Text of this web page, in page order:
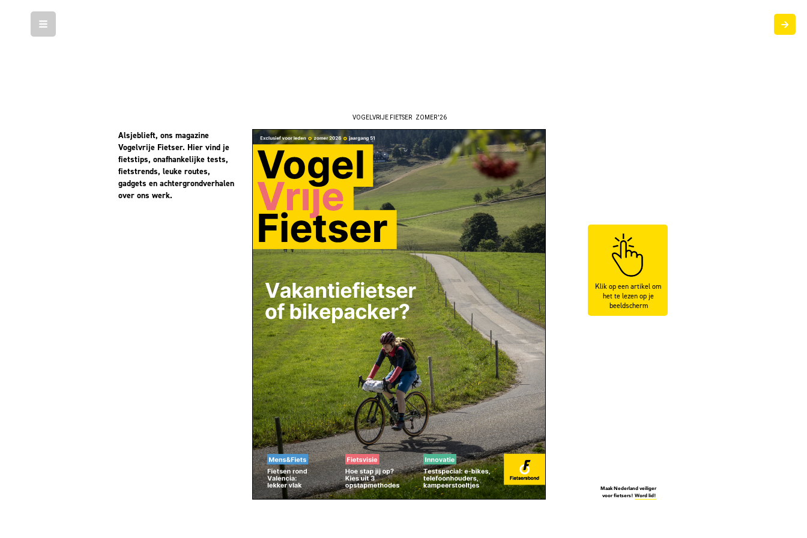
Klik op een artikel om
het te lezen op je
beeldscherm
ZOMER '26
VOGELVRIJE FIETSER
Alsjeblieft, ons magazine
Vogelvrije Fietser. Hier vind je
fietstips, onafhankelijke tests,
fietstrends, leuke routes,
gadgets en achtergrondverhalen
over ons werk.
Maak Nederland veiliger
voor fietsers! Word lid!